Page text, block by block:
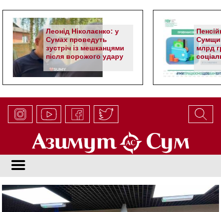
Леонід Ніколаєнко: у
Сумах проведуть
зустріч із мешканцями
після ворожого удару
млрд